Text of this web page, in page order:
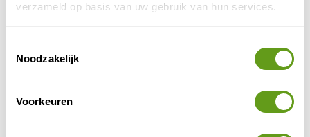
verzameld op basis van uw gebruik van hun services.
Noodzakelijk
Voorkeuren
Nordic - Alaska en Canada
Prachtige expedities met de Hurtigruten.